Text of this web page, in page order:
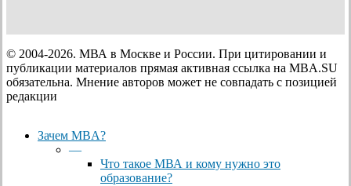
© 2004-2026. МВА в Москве и России. При цитировании и
публикации материалов прямая активная ссылка на MBA.SU
обязательна. Мнение авторов может не совпадать с позицией
редакции
Close
Зачем MBA?
—
Что такое МВА и кому нужно это
образование?